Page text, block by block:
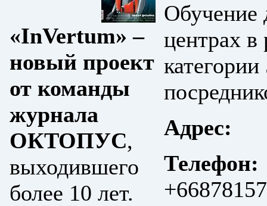
«InVertum» –
новый проект
от команды
журнала
ОКТОПУС,
выходившего
более 10 лет.
Обучение
центрах
Адрес:
Телефон: